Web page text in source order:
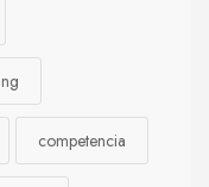
competencia